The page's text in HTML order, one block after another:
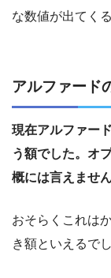
な数値が出てく
アルファード
現在アルファー
う額でした。オ
概には言えませ
おそらくこれは
き額といえるでし